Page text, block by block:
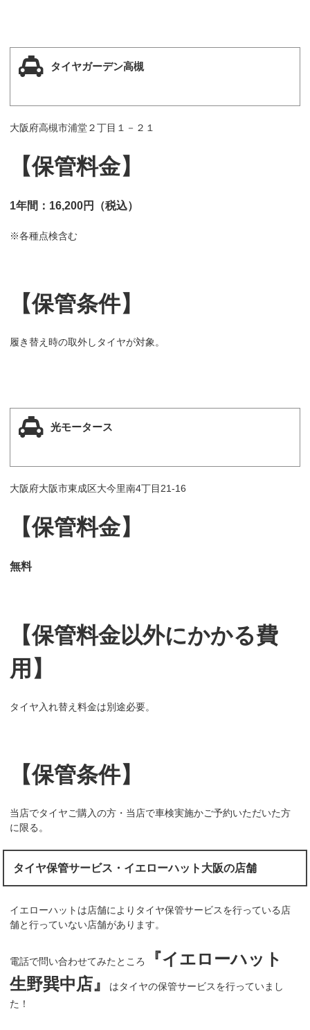
タイヤガーデン高槻
大阪府高槻市浦堂２丁目１－２１
【保管料金】
1年間：16,200円（税込）
※各種点検含む
【保管条件】
履き替え時の取外しタイヤが対象。
光モータース
大阪府大阪市東成区大今里南4丁目21-16
【保管料金】
無料
【保管料金以外にかかる費
用】
タイヤ入れ替え料金は別途必要。
【保管条件】
当店でタイヤご購入の方・当店で車検実施かご予約いただいた方
に限る。
タイヤ保管サービス・イエローハット大阪の店舗
イエローハットは店舗によりタイヤ保管サービスを行っている店
舗と行っていない店舗があります。
電話で問い合わせてみたところ
『イエローハット
生野巽中店』
はタイヤの保管サービスを行っていまし
た！